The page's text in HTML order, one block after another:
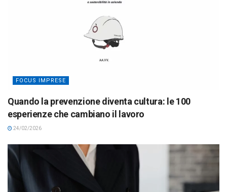
FOCUS IMPRESE
Quando la prevenzione diventa cultura: le 100
esperienze che cambiano il lavoro
24/02/2026